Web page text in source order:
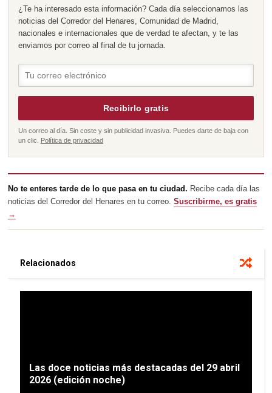
¿Te ha interesado esta información? Cada día seleccionamos las
noticias del Corredor del Henares, Comunidad de Madrid,
nacionales e internacionales que de verdad te afectan, y te las
enviamos por correo al final de tu jornada.
Recibirlo gratis
Un correo al día. Sin coste y sin publicidad invasiva. Puedes darte de baja con
un clic.
Política de privacidad
No te enteres tarde de lo que pasa en tu ciudad. Recibe cada día las
noticias del Corredor del Henares en tu correo.Suscribirme, es gratis
→
Relacionados
Las doce noticias más destacadas del 29 abril
2026 (edición noche)